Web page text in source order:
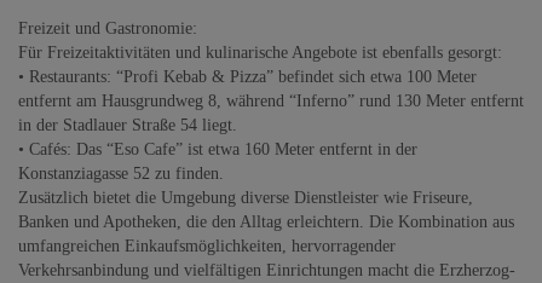
Freizeit und Gastronomie:
Für Freizeitaktivitäten und kulinarische Angebote ist ebenfalls gesorgt:
• Restaurants: “Profi Kebab & Pizza” befindet sich etwa 100 Meter
entfernt am Hausgrundweg 8, während “Inferno” rund 130 Meter entfernt
in der Stadlauer Straße 54 liegt.
• Cafés: Das “Eso Cafe” ist etwa 160 Meter entfernt in der
Konstanziagasse 52 zu finden.
Zusätzlich bietet die Umgebung diverse Dienstleister wie Friseure,
Banken und Apotheken, die den Alltag erleichtern. Die Kombination aus
umfangreichen Einkaufsmöglichkeiten, hervorragender
Verkehrsanbindung und vielfältigen Einrichtungen macht die Erzherzog-